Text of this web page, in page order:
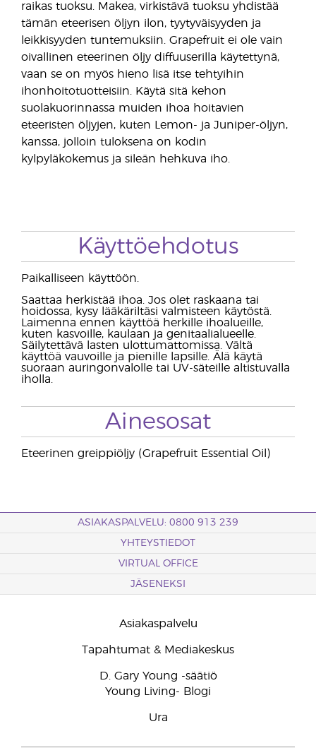
raikas tuoksu. Makea, virkistävä tuoksu yhdistää
tämän eteerisen öljyn ilon, tyytyväisyyden ja
leikkisyyden tuntemuksiin. Grapefruit ei ole vain
oivallinen eteerinen öljy diffuuserilla käytettynä,
vaan se on myös hieno lisä itse tehtyihin
ihonhoitotuotteisiin. Käytä sitä kehon
suolakuorinnassa muiden ihoa hoitavien
eteeristen öljyjen, kuten Lemon- ja Juniper-öljyn,
kanssa, jolloin tuloksena on kodin
kylpyläkokemus ja sileän hehkuva iho.
Käyttöehdotus
Paikalliseen käyttöön.
Saattaa herkistää ihoa. Jos olet raskaana tai
hoidossa, kysy lääkäriltäsi valmisteen käytöstä.
Laimenna ennen käyttöä herkille ihoalueille,
kuten kasvoille, kaulaan ja genitaalialueelle.
Säilytettävä lasten ulottumattomissa. Vältä
käyttöä vauvoille ja pienille lapsille. Älä käytä
suoraan auringonvalolle tai UV-säteille altistuvalla
iholla.
Ainesosat
Eteerinen greippiöljy (Grapefruit Essential Oil)
ASIAKASPALVELU: 0800 913 239
YHTEYSTIEDOT
VIRTUAL OFFICE
JÄSENEKSI
Asiakaspalvelu
Tapahtumat & Mediakeskus
D. Gary Young -säätiö
Young Living- Blogi
Ura